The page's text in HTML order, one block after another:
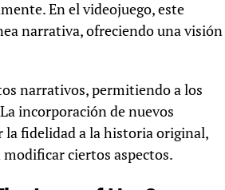
En el videojuego, este
narrativa, ofreciendo una visión
narrativos, permitiendo a los
incorporación de nuevos
la fidelidad a la historia original,
modificar ciertos aspectos.